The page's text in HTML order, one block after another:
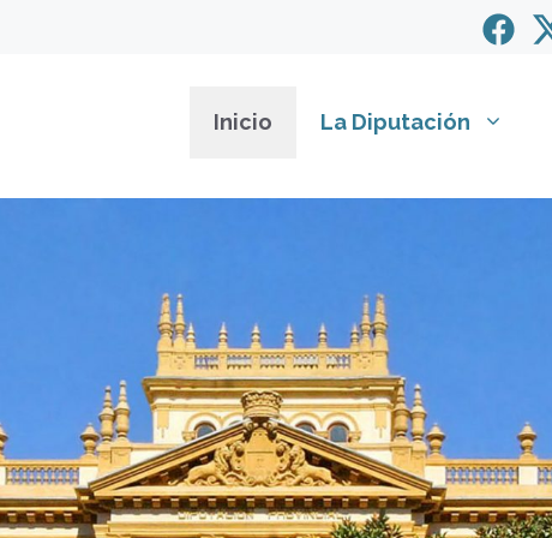
Inicio La Diputación